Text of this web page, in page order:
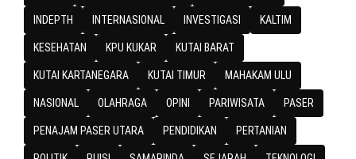
INDEPTH INTERNASIONAL INVESTIGASI KALTIM
KESEHATAN KPU KUKAR KUTAI BARAT
KUTAI KARTANEGARA KUTAI TIMUR MAHAKAM ULU
NASIONAL OLAHRAGA OPINI PARIWISATA PASER
PENAJAM PASER UTARA PENDIDIKAN PERTANIAN